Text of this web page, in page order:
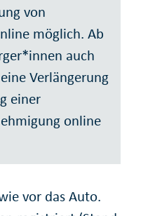
von
möglich. Ab
auch
Verlängerung
einer
online
vor das Auto.